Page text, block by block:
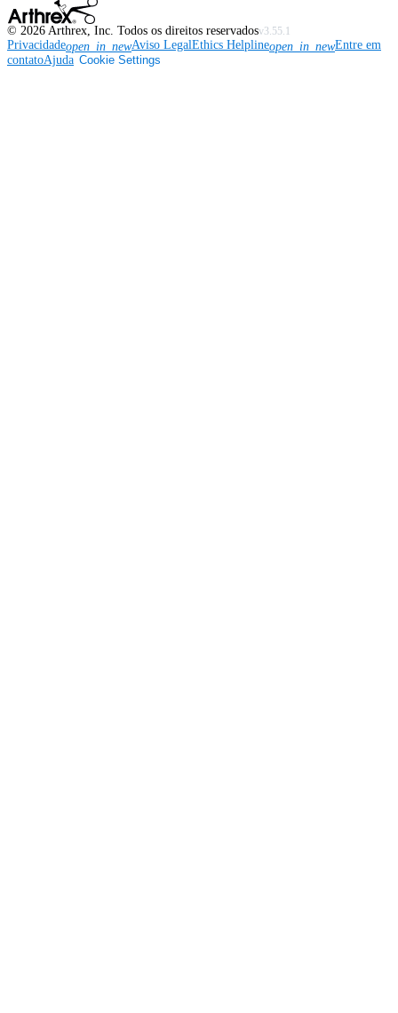
© 2026 Arthrex, Inc. Todos os direitos reservadosv3.55.1
Privacidadeopen_in_newAviso LegalEthics Helplineopen_in_newEntre em
contatoAjuda Cookie Settings